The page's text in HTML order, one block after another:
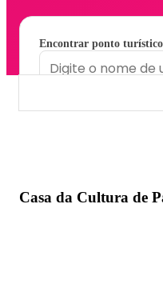
Encontrar ponto turístico
Casa da Cultura de